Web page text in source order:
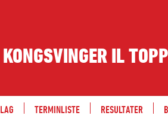
KONGSVINGER IL
LAG TERMINLISTE RESULTATER